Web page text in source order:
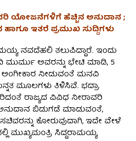
ಯೋಜನೆಗಳಿಗೆ ಹೆಚ್ಚಿನ ಅನುದಾನ ;
ಇತರೆ ‌ಪ್ರಮುಖ ಸುದ್ದಿಗಳು
ನವದೆಹಲಿ ತಲುಪಿದ್ದಾರೆ. ಇಂದು
ಮುರ್ಮು ಅವರನ್ನು ಭೇಟಿ ಮಾಡಿ, 5
ನೀಡುವಂತೆ ಮನವಿ
ಮೂಲಗಳು ತಿಳಿಸಿವೆ. ಭದ್ರಾ
ರಾಜ್ಯದ ವಿವಿಧ ನೀರಾವರಿ
ಬಿಡುಗಡೆ ಮಾಡುವಂತೆ,
ಕೋರುವುದಾಗಿ, ಇದೇ ವೇಳೆ
ಮುಖ್ಯಮಂತ್ರಿ ಸಿದ್ದರಾಮಯ್ಯ